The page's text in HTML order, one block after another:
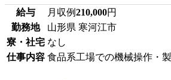
給与 月収例210,000円
勤務地
山形県 寒河江市
寮・社宅 なし
仕事内容 食品系工場での機械操作・